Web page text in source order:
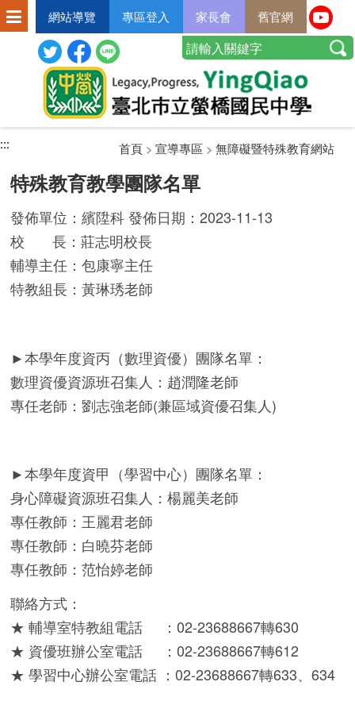
網站導覽 專區登入 家長會 舊官網
:::
:::
特殊教育教學團隊名單
首頁> 宣導專區 > 無障礙暨特殊教育網站
發佈單位：繽陞科 發佈日期：2023-11-13
校 長：莊志明校長
輔導主任：包康寧主任
特教組長：黃琳琇老師
►本學年度資丙（數理資優）團隊名單：
數理資優資源班召集人：趙潤隆老師
專任老師：劉志強老師(兼區域資優召集人)
►本學年度資甲（學習中心）團隊名單：
身心障礙資源班召集人：楊麗美老師
專任教師：王麗君老師
專任教師：白曉芬老師
專任教師：范怡婷老師
聯絡方式：
★ 輔導室特教組電話 ：02-23688667轉630
★ 資優班辦公室電話 ：02-23688667轉612
★ 學習中心辦公室電話 ：02-23688667轉633、634